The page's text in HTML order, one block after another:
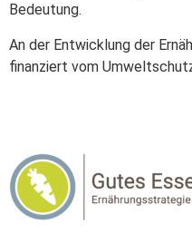
Bedeutung.
An der Entwicklung der
finanziert vom